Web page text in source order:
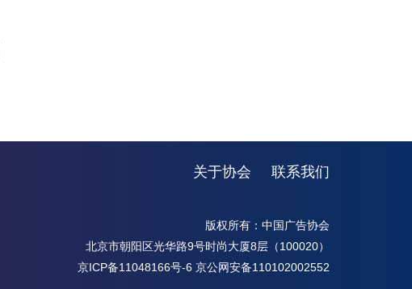
关于协会 联系我们
版权所有：中国广告协会
北京市朝阳区光华路9号时尚大厦8层（100020）
京ICP备11048166号-6 京公网安备110102002552